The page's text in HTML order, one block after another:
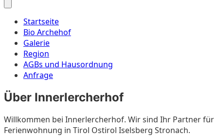
Startseite
Bio Archehof
Galerie
Region
AGBs und Hausordnung
Anfrage
Über Innerlercherhof
Willkommen bei Innerlercherhof. Wir sind Ihr Partner für
Ferienwohnung in Tirol Ostirol Iselsberg Stronach.